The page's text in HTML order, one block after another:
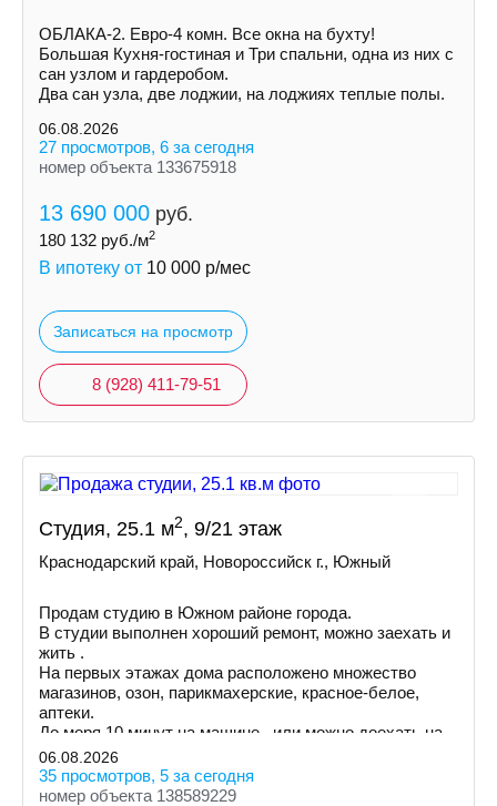
ОБЛАКА-2. Евро-4 комн. Все окна на бухту!
Большая Кухня-гостиная и Три спальни, одна из них с
сан узлом и гардеробом.
Два сан узла, две лоджии, на лоджиях теплые полы.
06.08.2026
27 просмотров, 6 за сегодня
номер объекта 133675918
13 690 000 руб.
180 132 руб./м2
В ипотеку от 10 000 р/мес
Записаться на просмотр
8 (928) 411-79-51
Студия, 25.1 м2, 9/21 этаж
Краснодарский край, Новороссийск г., Южный
Продам студию в Южном районе города.
В студии выполнен хороший ремонт, можно заехать и
жить .
На первых этажах дома расположено множество
магазинов, озон, парикмахерские, красное-белое,
аптеки.
До моря 10 минут на машине , или можно доехать на
маршрутке.
06.08.2026
35 просмотров, 5 за сегодня
номер объекта 138589229